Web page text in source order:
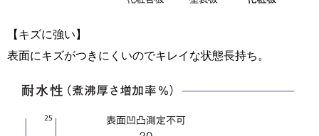
【キズに強い】
表面にキズがつきにくいのでキレイな状態長持ち。